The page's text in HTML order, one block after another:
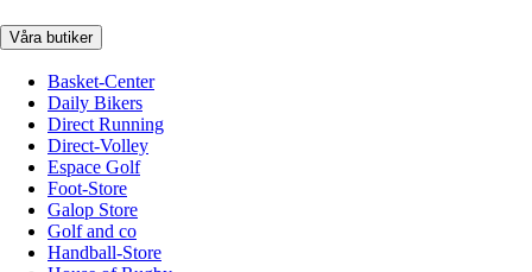
Våra butiker
Basket-Center
Daily Bikers
Direct Running
Direct-Volley
Espace Golf
Foot-Store
Galop Store
Golf and co
Handball-Store